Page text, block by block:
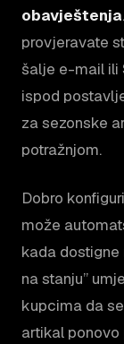
obavještenja
provjeravate
šalje e-mail ili
ispod
za sezonske
potražnjom.
Dobro
može
kada dostigne
na stanju”
kupcima da
artikal ponovo